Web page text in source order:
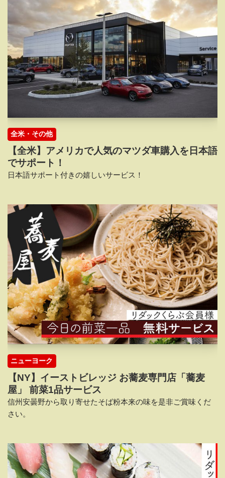
全米・その他
【全米】アメリカで人気のマツダ車購入を日本語
でサポート！
日本語サポート付きの嬉しいサービス！
ニューヨーク
【NY】イーストビレッジ お蕎麦専門店「蕎麦
屋」 前菜1品サービス
信州安曇野から取り寄せたそば粉本来の味を是非ご賞味くだ
さい。